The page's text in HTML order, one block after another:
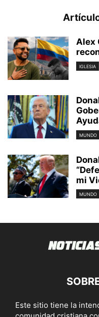
Alex
IGLESIA
MUNDO
mi
MUNDO
Este sitio tiene la